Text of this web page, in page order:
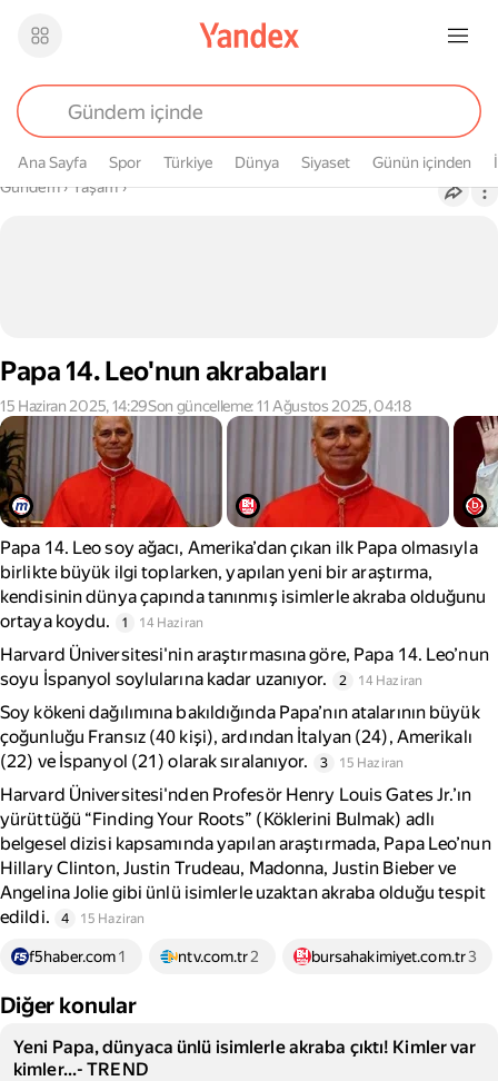
Ana Sayfa Spor Türkiye Dünya Siyaset Günün içinden
Buradasın
Gündem› Yaşam›
Papa 14. Leo'nun akrabaları
15 Haziran 2025, 14:29Son güncelleme: 11 Ağustos 2025, 04:18
Papa 14. Leo soy ağacı, Amerika’dan çıkan ilk Papa olmasıyla
birlikte büyük ilgi toplarken, yapılan yeni bir araştırma,
kendisinin dünya çapında tanınmış isimlerle akraba olduğunu
ortaya koydu.
1 14 Haziran
Harvard Üniversitesi'nin araştırmasına göre, Papa 14. Leo’nun
soyu İspanyol soylularına kadar uzanıyor.
2 14 Haziran
Soy kökeni dağılımına bakıldığında Papa’nın atalarının büyük
çoğunluğu Fransız (40 kişi), ardından İtalyan (24), Amerikalı
(22) ve İspanyol (21) olarak sıralanıyor.
3 15 Haziran
Harvard Üniversitesi'nden Profesör Henry Louis Gates Jr.’ın
yürüttüğü “Finding Your Roots” (Köklerini Bulmak) adlı
belgesel dizisi kapsamında yapılan araştırmada, Papa Leo’nun
Hillary Clinton, Justin Trudeau, Madonna, Justin Bieber ve
Angelina Jolie gibi ünlü isimlerle uzaktan akraba olduğu tespit
edildi.
4 15 Haziran
f5haber.com1 ntv.com.tr2 bursahakimiyet.com.tr3
Diğer konular
Yeni Papa, dünyaca ünlü isimlerle akraba çıktı! Kimler var
kimler...- TREND